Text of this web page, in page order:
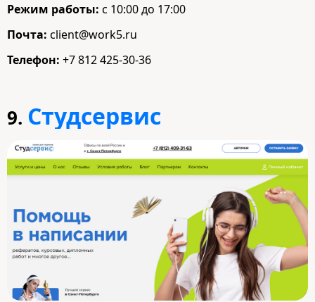
Режим работы: с 10:00 до 17:00
Почта: client@work5.ru
Телефон: +7 812 425-30-36
9. Студсервис